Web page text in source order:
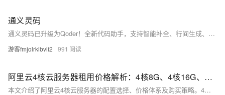
通义灵码
通义灵码已升级为Qoder！全新代码助手，支持智能补全、行间生成、单元测试、注释生成等，性能更优、响应更快，助力开发者高效编程。
游客fmjolrklbvli2 991
阿里云4核云服务器租用价格解析：4核8G、4核16G、4核32G配置最新收费标准与活动价格
本文介绍了阿里云4核云服务器的配置选择、价格体系及购买策略。4核配置涵盖经济型e实例、通用算力型u2i/u2a、计算型c9i/c9a、通用型g9及内存型r9等多个实例族，分别适用于个人博客、企业Web应用、AI推理及大数据处理等场景。同时，文中列出了4核8G、16G、32G在各实例下的官方标准价及2026年活动价（如u2i实例4核8G低至1252.63元/年起）。建议用户根据业务需求选型，结合优惠券实现折上折，有效降低上云成本。